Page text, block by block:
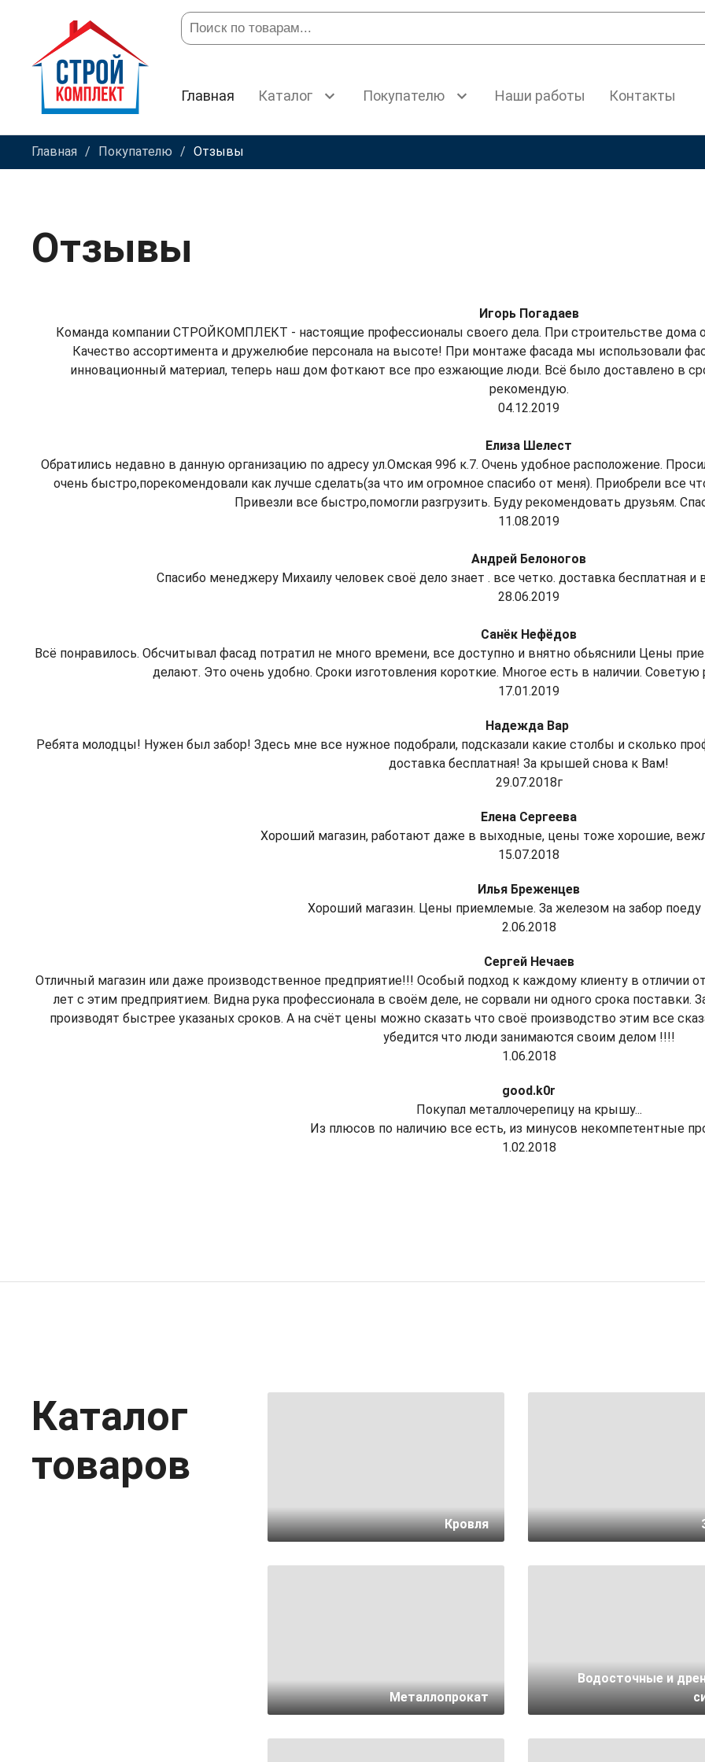
Главная Каталог Покупателю Наши работы Контакты
Главная Покупателю Отзывы
Отзывы
Игорь Погадаев
Команда компании СТРОЙКОМПЛЕКТ - настоящие профессионалы своего дела. При строительстве дома
Качество ассортимента и дружелюбие персонала на высоте! При монтаже фасада мы использовали
инновационный материал, теперь наш дом фоткают все про езжающие люди. Всё было доставлено в
рекомендую.
04.12.2019
Елиза Шелест
Обратились недавно в данную организацию по адресу ул.Омская 99б к.7. Очень удобное расположение.
очень быстро,порекомендовали как лучше сделать(за что им огромное спасибо от меня). Приобрели все
Привезли все быстро,помогли разгрузить. Буду рекомендовать друзьям.
11.08.2019
Андрей Белоногов
Спасибо менеджеру Михаилу человек своё дело знает . все четко. доставка бесплатная и
28.06.2019
Санёк Нефёдов
Всё понравилось. Обсчитывал фасад потратил не много времени, все доступно и внятно обьяснили Цены
делают. Это очень удобно. Сроки изготовления короткие. Многое есть в наличии. Советую
17.01.2019
Надежда Вар
Ребята молодцы! Нужен был забор! Здесь мне все нужное подобрали, подсказали какие столбы и сколько
доставка бесплатная! За крышей снова к Вам!
29.07.2018г
Елена Сергеева
Хороший магазин, работают даже в выходные, цены тоже хорошие,
15.07.2018
Илья Бреженцев
Хороший магазин. Цены приемлемые. За железом на забор
2.06.2018
Сергей Нечаев
Отличный магазин или даже производственное предприятие!!! Особый подход к каждому клиенту в отличии
лет с этим предприятием. Видна рука профессионала в своём деле, не сорвали ни одного срока поставки.
производят быстрее указаных сроков. А на счёт цены можно сказать что своё производство этим все
убедится что люди занимаются своим делом !!!!
1.06.2018
good.k0r
Покупал металлочерепицу на крышу...
Из плюсов по наличию все есть, из минусов некомпетентные
1.02.2018
Каталог
товаров
Кровля
Металлопрокат
Водосточные и